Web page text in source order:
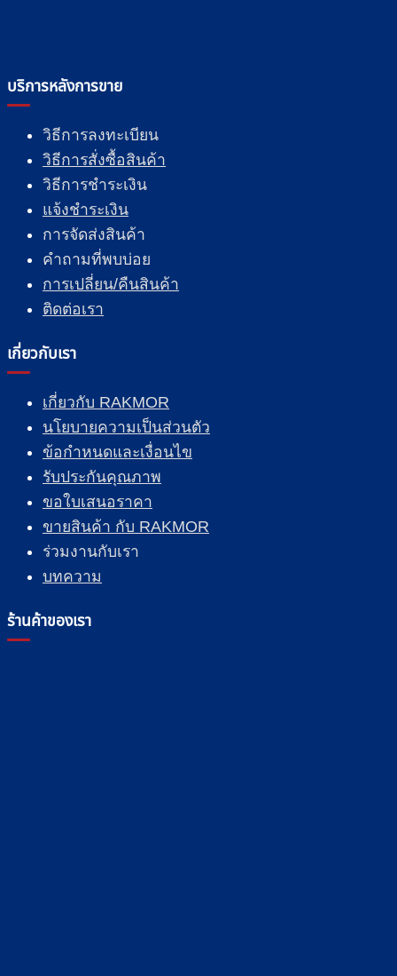
บริการหลังการขาย
วิธีการลงทะเบียน
วิธีการสั่งซื้อสินค้า
วิธีการชำระเงิน
แจ้งชำระเงิน
การจัดส่งสินค้า
คำถามที่พบบ่อย
การเปลี่ยน/คืนสินค้า
ติดต่อเรา
เกี่ยวกับเรา
เกี่ยวกับ RAKMOR
นโยบายความเป็นส่วนตัว
ข้อกำหนดและเงื่อนไข
รับประกันคุณภาพ
ขอใบเสนอราคา
ขายสินค้า กับ RAKMOR
ร่วมงานกับเรา
บทความ
ร้านค้าของเรา